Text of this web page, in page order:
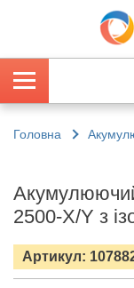
Головна
2500-X/Y з
Артикул: